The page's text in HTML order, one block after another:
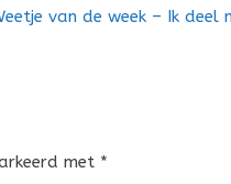
van de week – Ik deel
met *